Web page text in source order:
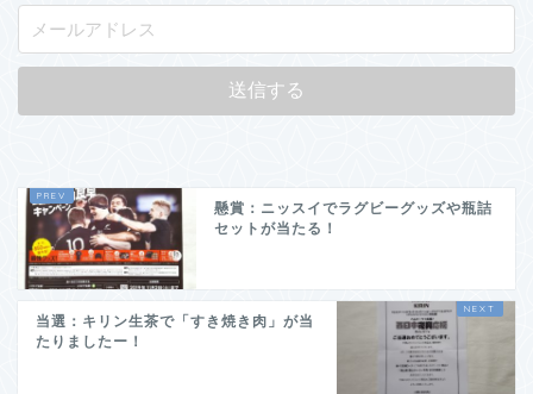
懸賞：ニッスイでラグビーグッズや瓶詰
セットが当たる！
当選：キリン生茶で「すき焼き肉」が当
たりましたー！